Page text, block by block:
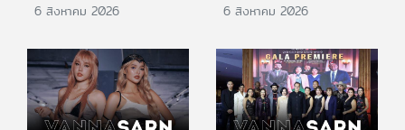
6 สิงหาคม 2026 6 สิงหาคม 2026